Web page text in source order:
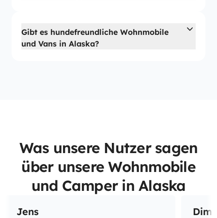
Gibt es hundefreundliche Wohnmobile
und Vans in Alaska?
Was unsere Nutzer sagen
über unsere Wohnmobile
und Camper in Alaska
Jens